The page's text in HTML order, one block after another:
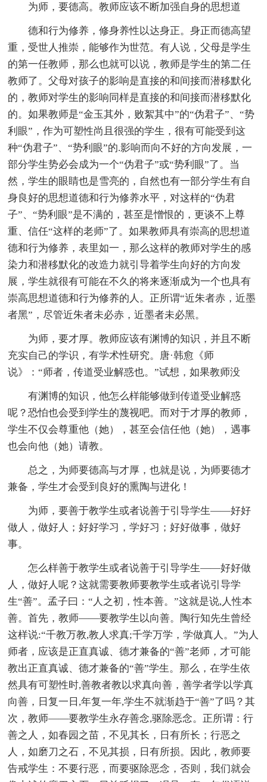
为师，要德高。教师应该不断加强自身的思想道
德和行为修养，修身养性以达身正。身正而德高望
重，受世人推崇，能够作为世范。有人说，父母是学生
的第一任教师，那么也就可以说，教师是学生的第二任
教师了。父母对孩子的影响是直接的和间接而潜移默化
的，教师对学生的影响同样是直接的和间接而潜移默化
的。如果教师是“金玉其外，败絮其中”的“伪君子”、“势
利眼”，作为可塑性尚且很强的学生，很有可能受到这
种“伪君子”、“势利眼”的.影响而向不好的方向发展，一
部分学生势必会成为一个“伪君子”或“势利眼”了。当
然，学生的眼睛也是雪亮的，自然也有一部分学生有自
身良好的思想道德和行为修养水平，对这样的“伪君
子”、“势利眼”是不满的，甚至是憎恨的，更谈不上尊
重、信任“这样的老师”了。如果教师具有崇高的思想道
德和行为修养，表里如一，那么这样的教师对学生的感
染力和潜移默化的改造力就引导着学生向好的方向发
展，学生就很有可能在不久的将来逐渐成为一个也具有
崇高思想道德和行为修养的人。正所谓“近朱者赤，近墨
者黑”，尽管近朱者未必赤，近墨者未必黑。
为师，要才厚。教师应该有渊博的知识，并且不断
充实自己的学识，有学术性研究。唐·韩愈《师
说》：“师者，传道受业解惑也。”试想，如果教师没
有渊博的知识，他怎么样能够做到传道受业解惑
呢？恐怕也会受到学生的蔑视吧。而对于才厚的教师，
学生不仅会尊重他（她），甚至会信任他（她），遇事
也会向他（她）请教。
总之，为师要德高与才厚，也就是说，为师要德才
兼备，学生才会受到良好的熏陶与进化！
为师，要善于教学生或者说善于引导学生——好好
做人，做好人；好好学习，学好习；好好做事，做好
事。
怎么样善于教学生或者说善于引导学生——好好做
人，做好人呢？这就需要教师要教学生或者说引导学
生“善”。孟子曰：“人之初，性本善。”这就是说,人性本
善。首先，教师——要教学生以向善。陶行知先生曾经
这样说:“千教万教,教人求真;千学万学，学做真人。”为人
师者，应该是正直真诚、德才兼备的“善”老师，才可能
教出正直真诚、德才兼备的“善”学生。那么，在学生依
然具有可塑性时,善教者教以求真向善，善学者学以学真
向善，日复一日,年复一年,学生不就渐趋于“善”了吗？其
次，教师——要教学生永存善念,驱除恶念。正所谓：行
善之人，如春园之苗，不见其长，日有所长；行恶之
人，如磨刀之石，不见其损，日有所损。因此，教师要
告戒学生：不要行恶，而要驱除恶念，否则，我们就会